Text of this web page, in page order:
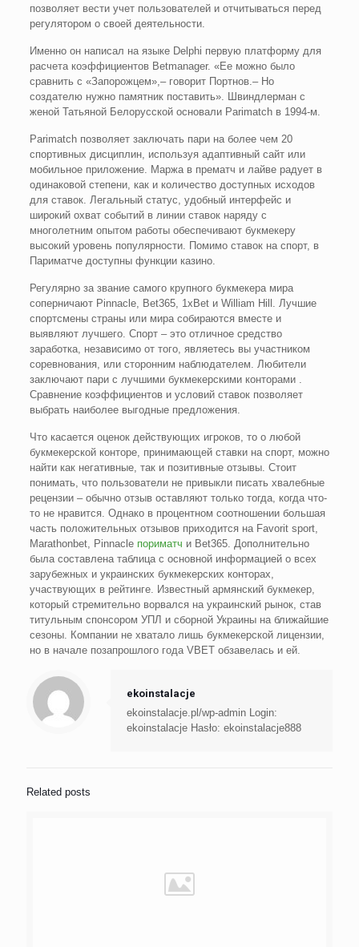
позволяет вести учет пользователей и отчитываться перед
регулятором о своей деятельности.
Именно он написал на языке Delphi первую платформу для
расчета коэффициентов Betmanager. «Ее можно было
сравнить с «Запорожцем»,– говорит Портнов.– Но
создателю нужно памятник поставить». Швиндлерман с
женой Татьяной Белорусской основали Parimatch в 1994‑м.
Parimatch позволяет заключать пари на более чем 20
спортивных дисциплин, используя адаптивный сайт или
мобильное приложение. Маржа в прематч и лайве радует в
одинаковой степени, как и количество доступных исходов
для ставок. Легальный статус, удобный интерфейс и
широкий охват событий в линии ставок наряду с
многолетним опытом работы обеспечивают букмекеру
высокий уровень популярности. Помимо ставок на спорт, в
Париматче доступны функции казино.
Регулярно за звание самого крупного букмекера мира
соперничают Pinnacle, Bet365, 1xBet и William Hill. Лучшие
спортсмены страны или мира собираются вместе и
выявляют лучшего. Спорт – это отличное средство
заработка, независимо от того, являетесь вы участником
соревнования, или сторонним наблюдателем. Любители
заключают пари с лучшими букмекерскими конторами .
Сравнение коэффициентов и условий ставок позволяет
выбрать наиболее выгодные предложения.
Что касается оценок действующих игроков, то о любой
букмекерской конторе, принимающей ставки на спорт, можно
найти как негативные, так и позитивные отзывы. Стоит
понимать, что пользователи не привыкли писать хвалебные
рецензии – обычно отзыв оставляют только тогда, когда что-
то не нравится. Однако в процентном соотношении большая
часть положительных отзывов приходится на Favorit sport,
Marathonbet, Pinnacle пориматч и Bet365. Дополнительно
была составлена таблица с основной информацией о всех
зарубежных и украинских букмекерских конторах,
участвующих в рейтинге. Известный армянский букмекер,
который стремительно ворвался на украинский рынок, став
титульным спонсором УПЛ и сборной Украины на ближайшие
сезоны. Компании не хватало лишь букмекерской лицензии,
но в начале позапрошлого года VBET обзавелась и ей.
ekoinstalacje
ekoinstalacje.pl/wp-admin Login:
ekoinstalacje Hasło: ekoinstalacje888
Related posts